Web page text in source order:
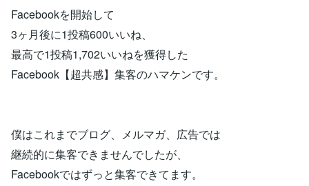
Facebookを開始して
3ヶ月後に1投稿600いいね、
最高で1投稿1,702いいねを獲得した
Facebook【超共感】集客のハマケンです。
僕はこれまでブログ、メルマガ、広告では
継続的に集客できませんでしたが、
Facebookではずっと集客できてます。